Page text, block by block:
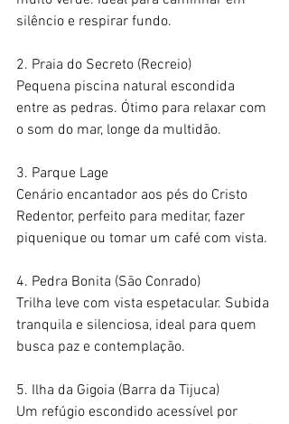
silêncio e respirar fundo.
2. Praia do Secreto (Recreio)
Pequena piscina natural escondida
entre as pedras. Ótimo para relaxar com
o som do mar, longe da multidão.
3. Parque Lage
Cenário encantador aos pés do Cristo
Redentor, perfeito para meditar, fazer
piquenique ou tomar um café com vista.
4. Pedra Bonita (São Conrado)
Trilha leve com vista espetacular. Subida
tranquila e silenciosa, ideal para quem
busca paz e contemplação.
5. Ilha da Gigoia (Barra da Tijuca)
Um refúgio escondido acessível por